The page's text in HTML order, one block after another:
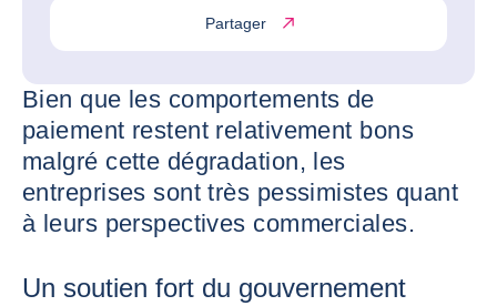
Partager
Bien que les comportements de
paiement restent relativement bons
malgré cette dégradation, les
entreprises sont très pessimistes quant
à leurs perspectives commerciales.
Un soutien fort du gouvernement